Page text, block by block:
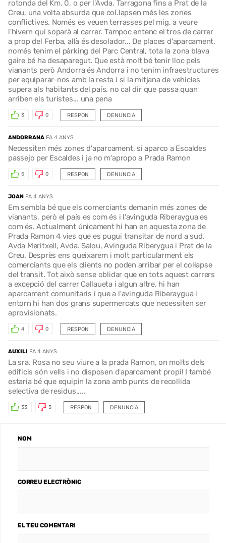
rotonda del Km. 0, o per l'Avda. Tarragona fins a Prat de la
Creu, una volta absurda que col.lapsen més les zones
conflictives. Només es veuen terrasses pel mig, a veure
l'hivern qui soparà al carrer. Tampoc entenc el tros de carrer
a prop del Ferba, allà és desolador... De places d'aparcament,
només tenim el pàrking del Parc Central, tota la zona blava
gaire bé ha desaparegut. Que està molt bé tenir lloc pels
vianants però Andorra és Andorra i no tenim infraestructures
per equiparar-nos amb la resta i si la mitjana de vehicles
supera als habitants del país, no cal dir que passa quan
arriben els turistes... una pena
RESPON
3 0 DENUNCIA
ANDORRANA FA 4 ANYS
Necessiten més zones d'aparcament, si aparco a Escaldes
passejo per Escaldes i ja no m'apropo a Prada Ramon
RESPON
5 0 DENUNCIA
JOAN FA 4 ANYS
Em sembla bé que els comerciants demanin més zones de
vianants, però el país es com és i l'avinguda Riberaygua es
com és. Actualment únicament hi han en aquesta zona de
Prada Ramon 4 vies que es pugui transitar de nord a sud.
Avda Meritxell, Avda. Salou, Avinguda Riberygua i Prat de la
Creu. Desprès ens queixarem i molt particularment els
comerciants que els clients no poden arribar per el col·lapse
del transit. Tot això sense oblidar que en tots aquest carrers
a excepció del carrer Callaueta i algun altre, hi han
aparcament comunitaris i que a l'avinguda Riberaygua i
entorn hi han dos grans supermercats que necessiten ser
aprovisionats.
RESPON
4 0 DENUNCIA
AUXILI FA 4 ANYS
La sra. Rosa no seu viure a la prada Ramon, on molts dels
edificis són vells i no disposen d'aparcament propi! I també
estaria bé que equipin la zona amb punts de recollida
selectiva de residus.....
RESPON
33 3 DENUNCIA
NOM
CORREU ELECTRÒNIC
EL TEU COMENTARI